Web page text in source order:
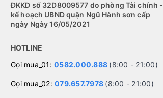
ĐKKD số 32D8009577 do phòng Tài chính -
kế hoạch UBND quận Ngũ Hành sơn cấp
ngày Ngày 16/05/2021
HOTLINE
Gọi mua_01: 0582.000.888 (8:00 - 21:00)
Gọi mua_02: 079.657.7978 (8:00 - 21:00)